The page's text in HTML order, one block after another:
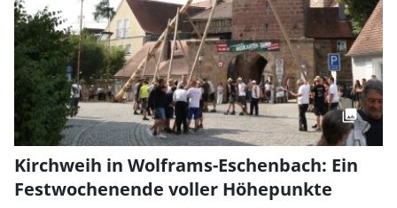
Kirchweih in Wolframs-Eschenbach: Ein
Festwochenende voller Höhepunkte